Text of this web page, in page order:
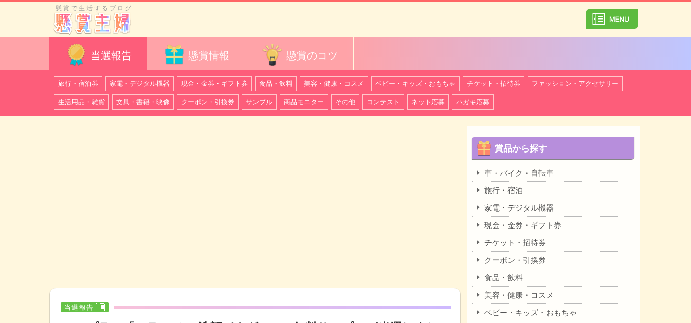
懸賞で生活するブログ
当選報告 懸賞情報 懸賞のコツ
旅行・宿泊券 家電・デジタル機器 現金・金券・ギフト券 食品・飲料 美容・健康・コスメ ベビー・キッズ・おもちゃ チケット・招待券 ファッション・アクセサリー
生活用品・雑貨 文具・書籍・映像 クーポン・引換券 サンプル 商品モニター その他 コンテスト ネット応募 ハガキ応募
当選報告
賞品から探す
車・バイク・自転車
旅行・宿泊
家電・デジタル機器
現金・金券・ギフト券
チケット・招待券
クーポン・引換券
食品・飲料
美容・健康・コスメ
ベビー・キッズ・おもちゃ